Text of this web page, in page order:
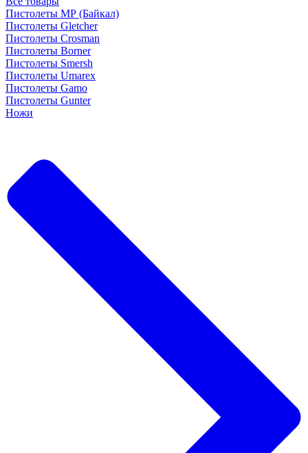
Пистолеты МР (Байкал)
Пистолеты Gletcher
Пистолеты Crosman
Пистолеты Borner
Пистолеты Smersh
Пистолеты Umarex
Пистолеты Gamo
Пистолеты Gunter
Ножи